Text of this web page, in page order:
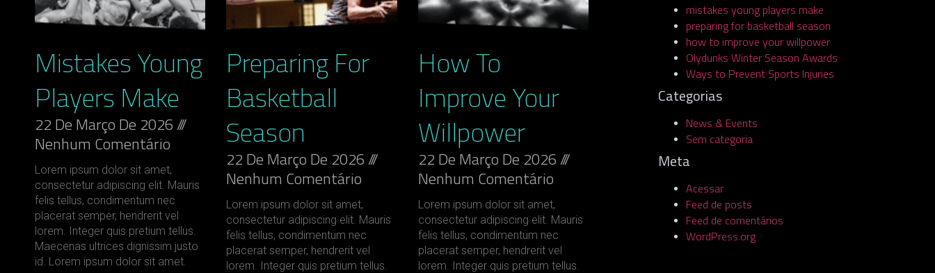
Mistakes Young
Players Make
22 De Março De 2026
Nenhum Comentário
Lorem ipsum dolor sit amet,
consectetur adipiscing elit. Mauris
felis tellus, condimentum nec
placerat semper, hendrerit vel
lorem. Integer quis pretium tellus.
Maecenas ultrices dignissim justo
id. Lorem ipsum dolor sit amet.
Preparing For
Basketball
Season
22 De Março De 2026
Nenhum Comentário
Lorem ipsum dolor sit amet,
consectetur adipiscing elit. Mauris
felis tellus, condimentum nec
placerat semper, hendrerit vel
lorem. Integer quis pretium tellus.
How To
Improve Your
Willpower
22 De Março De 2026
Nenhum Comentário
Lorem ipsum dolor sit amet,
consectetur adipiscing elit. Mauris
felis tellus, condimentum nec
placerat semper, hendrerit vel
lorem. Integer quis pretium tellus.
mistakes young players make
preparing for basketball season
how to improve your willpower
Olydunks Winter Season Awards
Ways to Prevent Sports Injuries
Categorias
News & Events
Sem categoria
Meta
Acessar
Feed de posts
Feed de comentários
WordPress.org